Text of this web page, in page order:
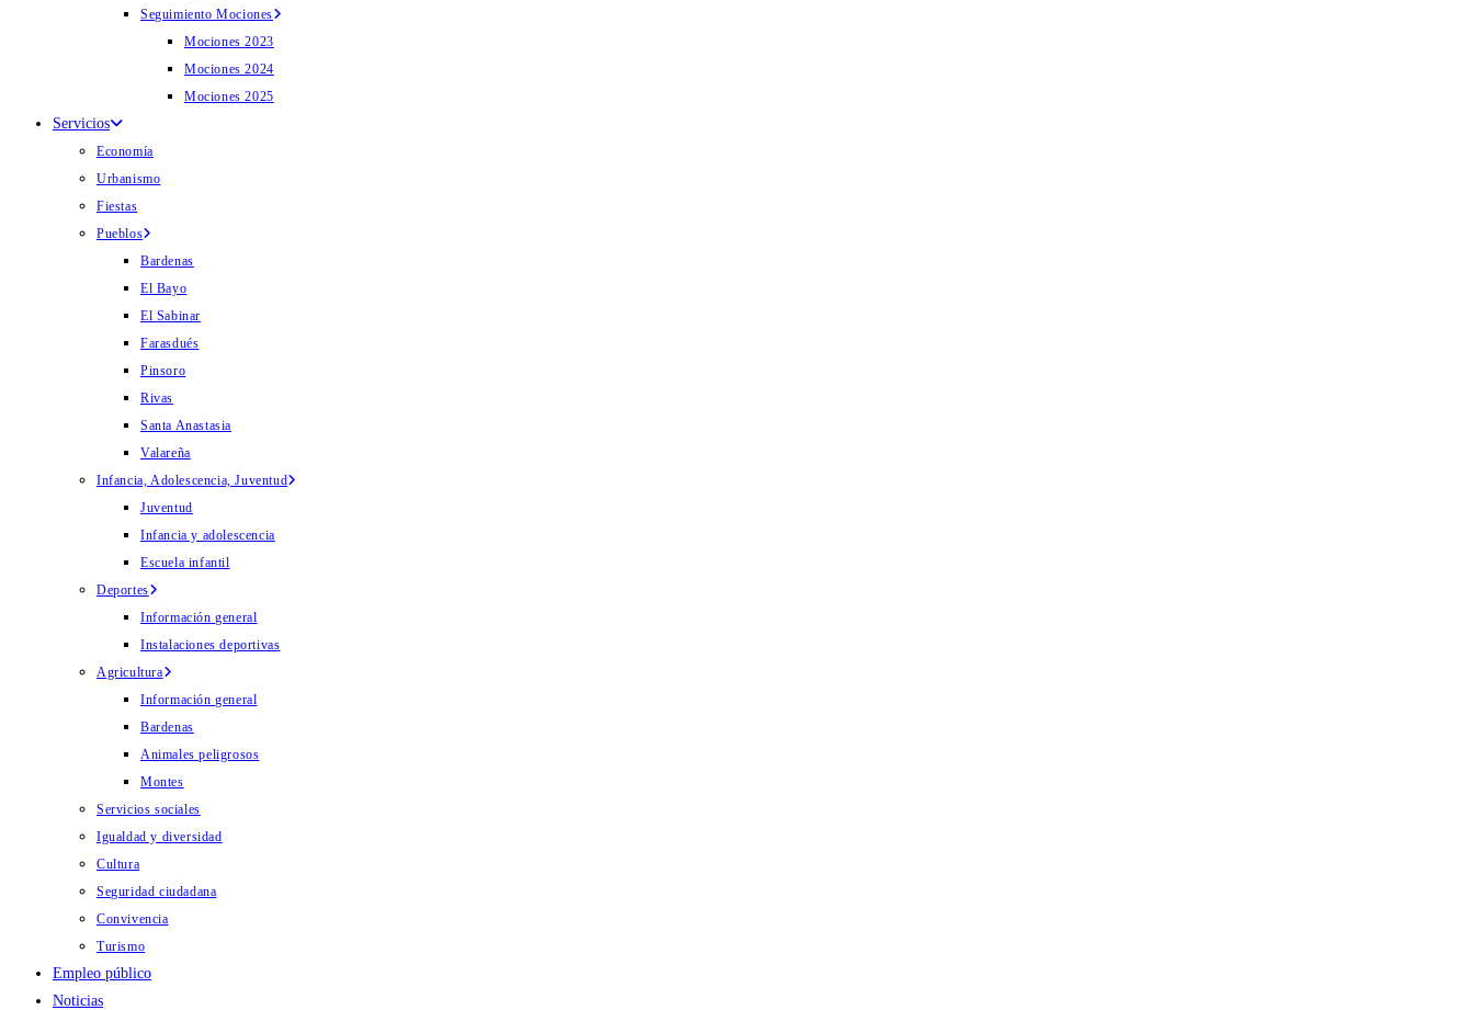
Seguimiento Mociones
Mociones 2023
Mociones 2024
Mociones 2025
Servicios
Economía
Urbanismo
Fiestas
Pueblos
Bardenas
El Bayo
El Sabinar
Farasdués
Pinsoro
Rivas
Santa Anastasia
Valareña
Infancia, Adolescencia, Juventud
Juventud
Infancia y adolescencia
Escuela infantil
Deportes
Información general
Instalaciones deportivas
Agricultura
Información general
Bardenas
Animales peligrosos
Montes
Servicios sociales
Igualdad y diversidad
Cultura
Seguridad ciudadana
Convivencia
Turismo
Empleo público
Noticias